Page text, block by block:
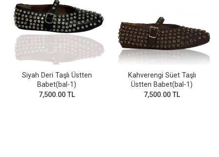
Siyah Deri Taşlı Üstten
Babet(bal-1)
7,500.00 TL
Kahverengi Süet Taşlı
Üstten Babet(bal-1)
7,500.00 TL